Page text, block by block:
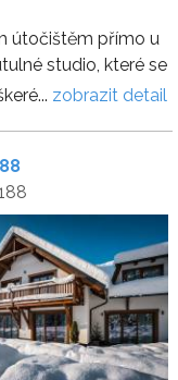
útočištěm přímo u
studio, které se
zobrazit detail